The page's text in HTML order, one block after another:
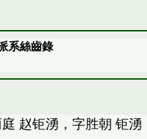
系絲齒錄
赵钜湧，字胜朝 钜